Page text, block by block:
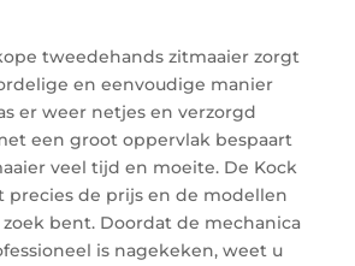
tweedehands zitmaaier zorgt
en eenvoudige manier
er weer netjes en verzorgd
een groot oppervlak bespaart
veel tijd en moeite. De Kock
precies de prijs en de modellen
zoek bent. Doordat de mechanica
is nagekeken, weet u